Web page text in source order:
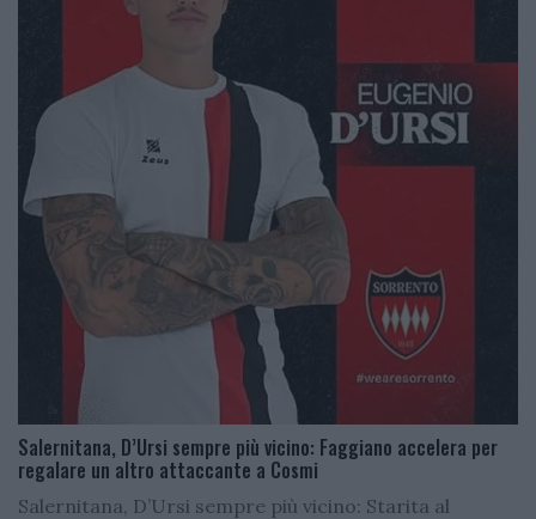
Salernitana, D’Ursi sempre più vicino: Faggiano accelera per
regalare un altro attaccante a Cosmi
Salernitana, D’Ursi sempre più vicino: Starita al